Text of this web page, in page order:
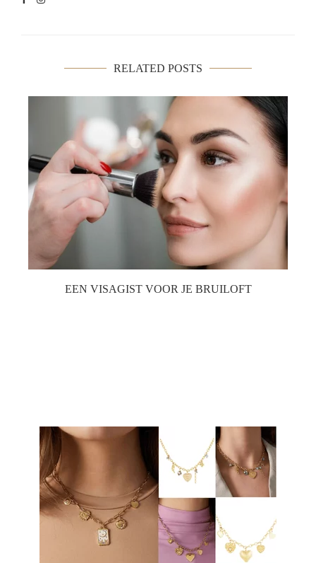
RELATED POSTS
EEN VISAGIST VOOR JE BRUILOFT